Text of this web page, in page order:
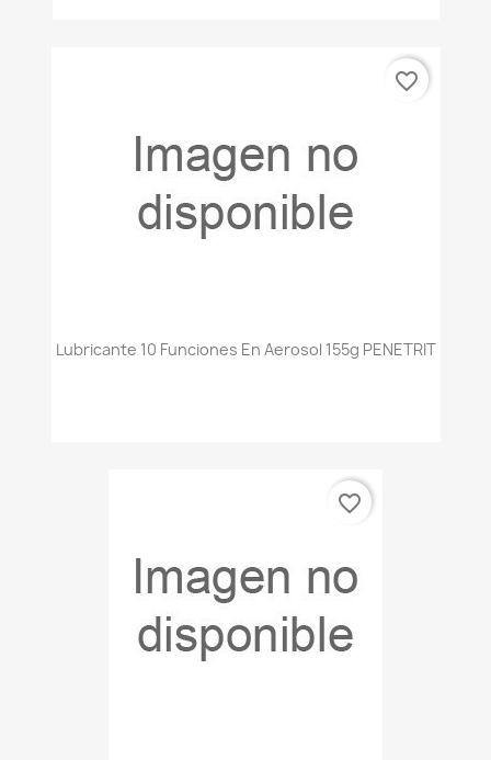
Lubricante 10 Funciones En Aerosol 155g PENETRIT
favorite_border
favorite_border